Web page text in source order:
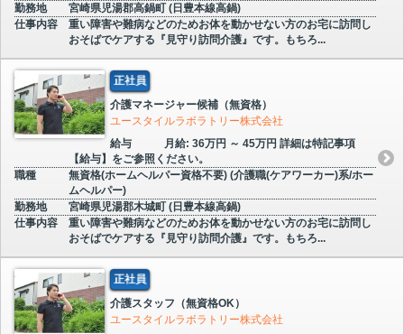
勤務地
宮崎県児湯郡高鍋町 (日豊本線高鍋)
仕事内容
重い障害や難病などのためお体を動かせない方のお宅に訪問し
おそばでケアする『見守り訪問介護』です。もちろ...
正社員
介護マネージャー候補（無資格）
ユースタイルラボラトリー株式会社
給与
月給: 36万円 ～ 45万円 詳細は特記事項
【給与】をご参照ください。
職種
無資格(ホームヘルパー資格不要) (介護職(ケアワーカー)系/ホー
ムヘルパー)
勤務地
宮崎県児湯郡木城町 (日豊本線高鍋)
仕事内容
重い障害や難病などのためお体を動かせない方のお宅に訪問し
おそばでケアする『見守り訪問介護』です。もちろ...
正社員
介護スタッフ（無資格OK）
ユースタイルラボラトリー株式会社